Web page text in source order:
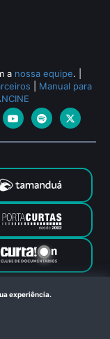
a nossa equipe.
Manual para
Feito com
experiência.